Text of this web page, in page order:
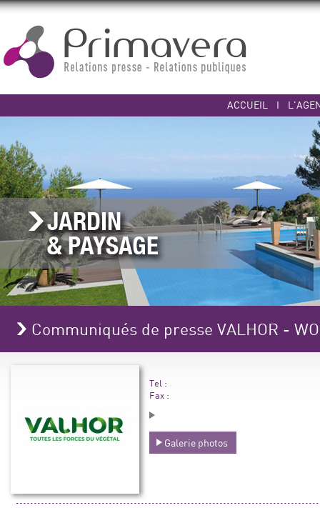
ACCUEIL I
Communiqués de presse VALHOR -
Tel :
Fax :
Galerie photos